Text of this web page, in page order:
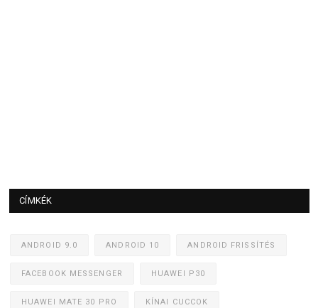
CÍMKÉK
ANDROID 9.0 ANDROID 10 ANDROID FRISSÍTÉS
FACEBOOK MESSENGER HUAWEI P30
HUAWEI MATE 30 PRO KÍNAI CUCCOK